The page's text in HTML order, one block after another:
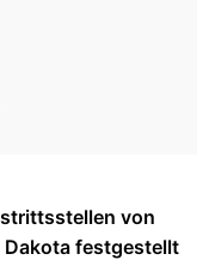
von
festgestellt